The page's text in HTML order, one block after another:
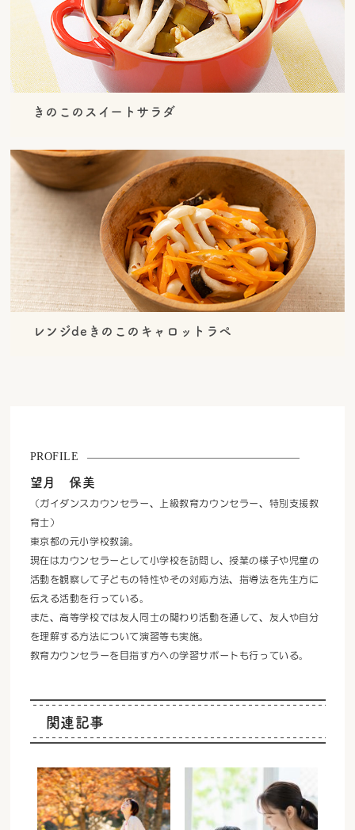
きのこのスイートサラダ
レンジdeきのこのキャロットラペ
PROFILE
望月 保美
（ガイダンスカウンセラー、上級教育カウンセラー、特別支援教
育士）
東京都の元小学校教諭。
現在はカウンセラーとして小学校を訪問し、授業の様子や児童の
活動を観察して子どもの特性やその対応方法、指導法を先生方に
伝える活動を行っている。
また、高等学校では友人同士の関わり活動を通して、友人や自分
を理解する方法について演習等も実施。
教育カウンセラーを目指す方への学習サポートも行っている。
関連記事